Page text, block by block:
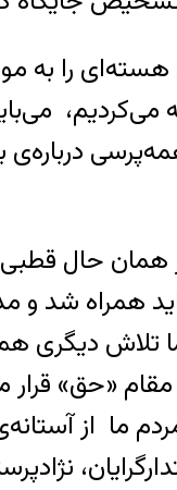
هسته‌ای را
می‌کردیم،
درباره‌ی
همان حال
همراه شد و
اما تلاش
مقام «حق»
ما از